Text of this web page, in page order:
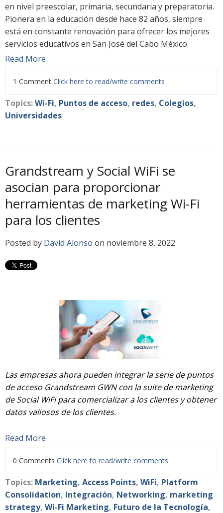
en nivel preescolar, primaria, secundaria y preparatoria.
Pionera en la educación desde hace 82 años, siempre
está en constante renovación para ofrecer los mejores
servicios educativos en San José del Cabo México.
Read More
1 Comment Click here to read/write comments
Topics:Wi-Fi, Puntos de acceso, redes, Colegios,
Universidades
Grandstream y Social WiFi se
asocian para proporcionar
herramientas de marketing Wi-Fi
para los clientes
Posted by David Alonso on noviembre 8, 2022
Las empresas ahora pueden integrar la serie de puntos
de acceso Grandstream GWN con la suite de marketing
de Social WiFi para comercializar a los clientes y obtener
datos valiosos de los clientes.
Read More
0 Comments Click here to read/write comments
Topics: Marketing, Access Points, WiFi, Platform
Consolidation, Integración, Networking, marketing
strategy, Wi-Fi Marketing, Futuro de la Tecnología,